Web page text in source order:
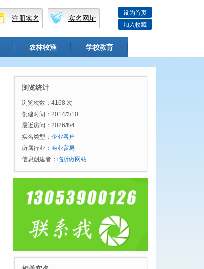
注册实名 实名网址
设为首页
加入收藏
农林牧渔 学校教育
浏览统计
浏览次数：4168 次
创建时间：2014/2/10
最近访问：2026/8/4
实名类型： 企业客户
所属行业： 商业贸易
信息创建者： 临沂做网站